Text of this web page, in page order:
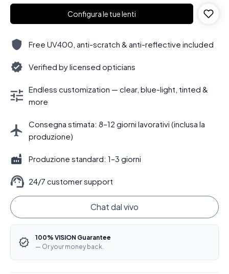
Configura le tue lenti
Free UV400, anti-scratch & anti-reflective included
Verified by licensed opticians
Endless customization — clear, blue-light, tinted &
more
Consegna stimata: 8–12 giorni lavorativi (inclusa la
produzione)
Produzione standard: 1–3 giorni
24/7 customer support
Chat dal vivo
100% VISION Guarantee
— Or your money back.